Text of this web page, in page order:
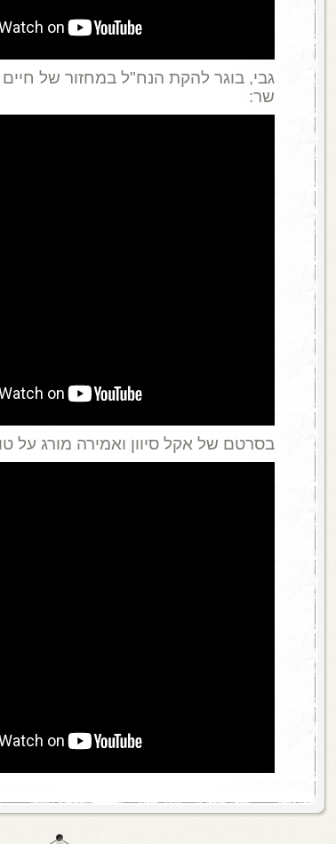
גבי, בוגר להקת הנח"ל במחזור של חיים
שר:
בסרטם של אקל סיוון ואמירה מורג על